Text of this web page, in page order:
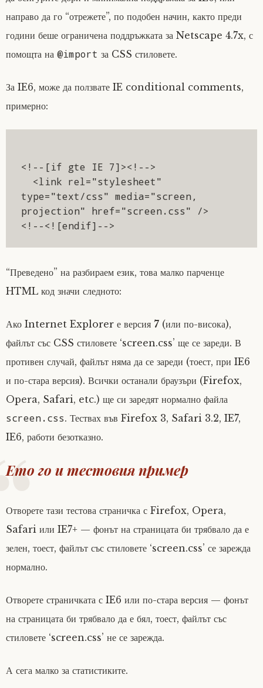
направо да го “отрежете”, по подобен начин, както преди
години беше ограничена поддръжката за Netscape 4.7x, с
помощта на @import за CSS стиловете.
За IE6, може да ползвате IE conditional comments,
примерно:
<!--[if gte IE 7]><!-->
<link rel="stylesheet"
type="text/css" media="screen,
projection" href="screen.css" />
“Преведено” на разбираем език, това малко парченце
HTML код значи следното:
Ако Internet Explorer е версия 7 (или по-висока),
файлът със CSS стиловете ‘screen.css’ ще се зареди. В
противен случай, файлът няма да се зареди (тоест, при IE6
и по-стара версия). Всички останали браузъри (Firefox,
Opera, Safari, etc.) ще си заредят нормално файла
screen.css. Тествах във Firefox 3, Safari 3.2, IE7,
IE6, работи безотказно.
Ето го и тестовия пример
Отворете тази тестова страничка с Firefox, Opera,
Safari или IE7+ — фонът на страницата би трябвало да е
зелен, тоест, файлът със стиловете ‘screen.css’ се зарежда
нормално.
Отворете страничката с IE6 или по-стара версия — фонът
на страницата би трябвало да е бял, тоест, файлът със
стиловете ‘screen.css’ не се зарежда.
А сега малко за статистиките.